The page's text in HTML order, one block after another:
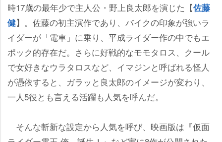
時17歳の最年少で主人公・野上良太郎を演じた【佐藤
健】。佐藤の初主演作であり、バイクの印象が強いラ
イダーが「電車」に乗り、平成ライダー作の中でもエ
ポック的存在だ。さらに好戦的なモモタロス、クール
で女好きなウラタロスなど、イマジンと呼ばれる怪人
が憑依すると、ガラッと良太郎のイメージが変わり、
一人5役とも言える活躍も人気を呼んだ。
そんな斬新な設定から人気を呼び、映画版は『仮面